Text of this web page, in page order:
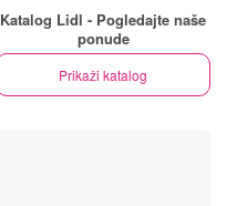
Katalog Lidl - Pogledajte naše
ponude
Prikaži katalog